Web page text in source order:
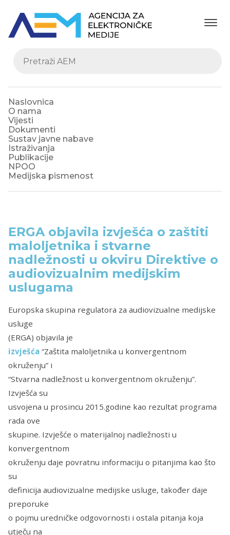
Naslovnica
O nama
Vijesti
Dokumenti
Sustav javne nabave
Istraživanja
Publikacije
NPOO
Medijska pismenost
ERGA objavila izvješća o zaštiti
maloljetnika i stvarne
nadležnosti u okviru Direktive o
audiovizualnim medijskim
uslugama
Europska skupina regulatora za audiovizualne medijske
usluge
(ERGA) objavila je
izvješća “Zaštita maloljetnika u konvergentnom
okruženju” i
“Stvarna nadležnost u konvergentnom okruženju”.
Izvješća su
usvojena u prosincu 2015.godine kao rezultat programa
rada ove
skupine. Izvješće o materijalnoj nadležnosti u
konvergentnom
okruženju daje povratnu informaciju o pitanjima kao što
su
definicija audiovizualne medijske usluge, također daje
preporuke
o pojmu uredničke odgovornosti i ostala pitanja koja
utječu na